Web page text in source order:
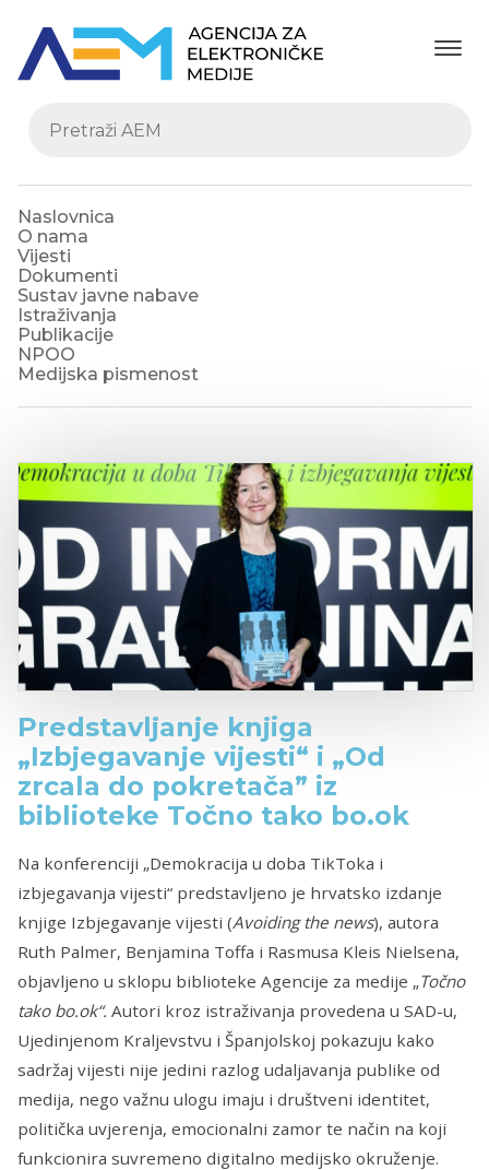
Naslovnica
O nama
Vijesti
Dokumenti
Sustav javne nabave
Istraživanja
Publikacije
NPOO
Medijska pismenost
Predstavljanje knjiga
„Izbjegavanje vijesti“ i „Od
zrcala do pokretača” iz
biblioteke Točno tako bo.ok
Na konferenciji „Demokracija u doba TikToka i
izbjegavanja vijesti“ predstavljeno je hrvatsko izdanje
knjige Izbjegavanje vijesti (Avoiding the news), autora
Ruth Palmer, Benjamina Toffa i Rasmusa Kleis Nielsena,
objavljeno u sklopu biblioteke Agencije za medije „Točno
tako bo.ok“. Autori kroz istraživanja provedena u SAD-u,
Ujedinjenom Kraljevstvu i Španjolskoj pokazuju kako
sadržaj vijesti nije jedini razlog udaljavanja publike od
medija, nego važnu ulogu imaju i društveni identitet,
politička uvjerenja, emocionalni zamor te način na koji
funkcionira suvremeno digitalno medijsko okruženje.